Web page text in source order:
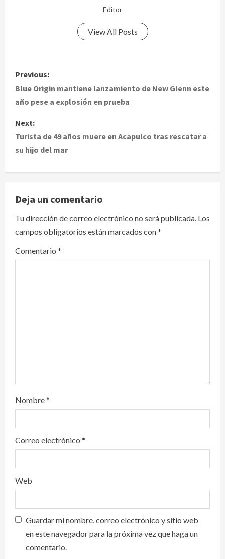
Editor
View All Posts
P
o
t
n
a
v
i
g
a
Previous:
Blue Origin mantiene lanzamiento de New Glenn este
año pese a explosión en prueba
Next:
Turista de 49 años muere en Acapulco tras rescatar a
su hijo del mar
Deja un comentario
Tu dirección de correo electrónico no será publicada. Los
campos obligatorios están marcados con*
Comentario *
Nombre*
Correo electrónico *
Web
Guardar mi nombre, correo electrónico y sitio web
en este navegador para la próxima vez que haga un
comentario.